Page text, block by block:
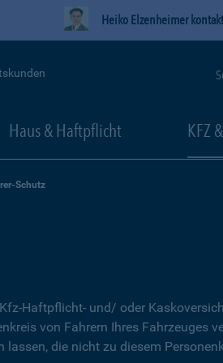
Heiko Elzenheimer
Haus & Haftpflicht KFZ
Schutz
Haftpflicht- und/ oder
von Fahrern Ihres Fahrzeuges
die nicht zu diesem